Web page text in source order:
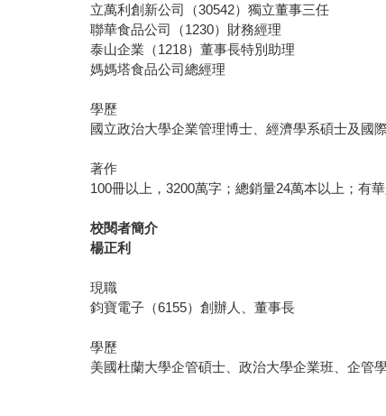
立萬利創新公司（30542）獨立董事三任
聯華食品公司（1230）財務經理
泰山企業（1218）董事長特別助理
媽媽塔食品公司總經理
學歷
國立政治大學企業管理博士、經濟學系碩士及國
著作
100冊以上，3200萬字；總銷量24萬本以上；有
校閱者簡介
楊正利
現職
鈞寶電子（6155）創辦人、董事長
學歷
美國杜蘭大學企管碩士、政治大學企業班、企管學